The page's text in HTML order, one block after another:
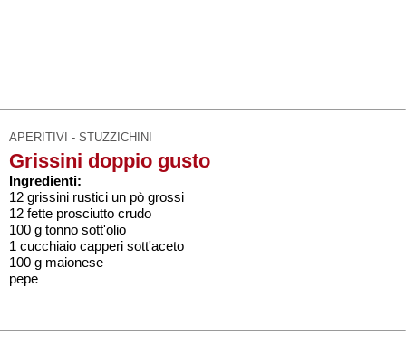
APERITIVI - STUZZICHINI
Grissini doppio gusto
Ingredienti:
12 grissini rustici un pò grossi
12 fette prosciutto crudo
100 g tonno sott'olio
1 cucchiaio capperi sott'aceto
100 g maionese
pepe